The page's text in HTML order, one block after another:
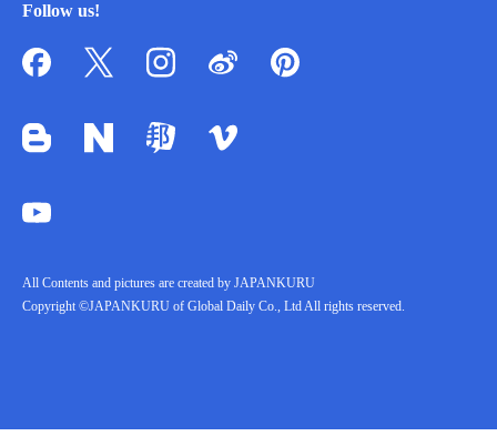
Follow us!
All Contents and pictures are created by JAPANKURU
Copyright ©JAPANKURU of Global Daily Co., Ltd All rights reserved.